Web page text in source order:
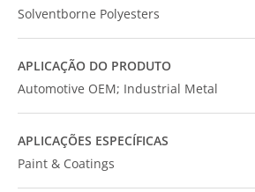
Solventborne Polyesters
APLICAÇÃO DO PRODUTO
Automotive OEM; Industrial Metal
APLICAÇÕES ESPECÍFICAS
Paint & Coatings